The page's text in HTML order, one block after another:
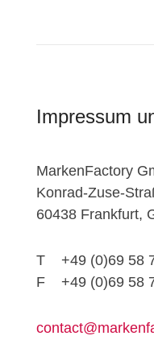
Impressum
MarkenFactory
Konrad-Zuse-
60438 Frankfurt,
T +49 (0)69 58
F +49 (0)69 58